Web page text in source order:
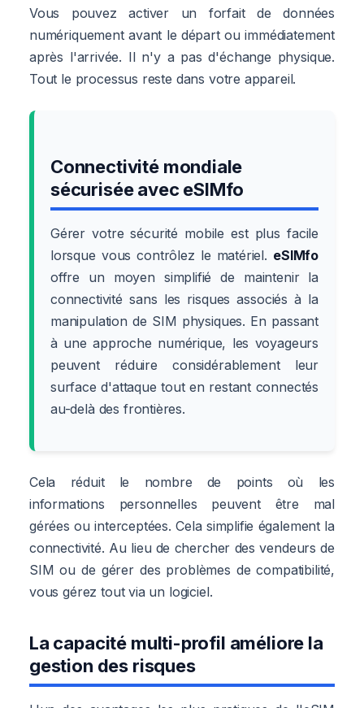
Vous pouvez activer un forfait de données
numériquement avant le départ ou immédiatement
après l'arrivée. Il n'y a pas d'échange physique.
Tout le processus reste dans votre appareil.
Connectivité mondiale
sécurisée avec eSIMfo
Gérer votre sécurité mobile est plus facile
lorsque vous contrôlez le matériel. eSIMfo
offre un moyen simplifié de maintenir la
connectivité sans les risques associés à la
manipulation de SIM physiques. En passant
à une approche numérique, les voyageurs
peuvent réduire considérablement leur
surface d'attaque tout en restant connectés
au-delà des frontières.
Cela réduit le nombre de points où les
informations personnelles peuvent être mal
gérées ou interceptées. Cela simplifie également la
connectivité. Au lieu de chercher des vendeurs de
SIM ou de gérer des problèmes de compatibilité,
vous gérez tout via un logiciel.
La capacité multi-profil améliore la
gestion des risques